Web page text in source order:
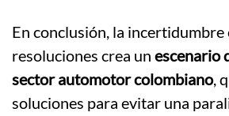
En conclusión, la incertidumbre
resoluciones crea un escenario
sector automotor colombiano,
soluciones para evitar una